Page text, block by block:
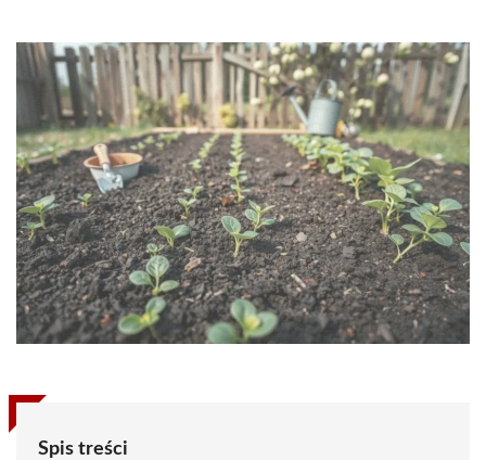
Spis treści